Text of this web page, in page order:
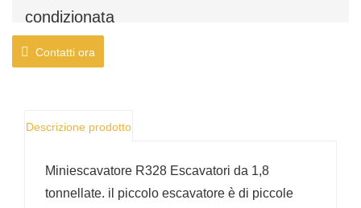
condizionata
Contatti ora
Descrizione prodotto
Miniescavatore R328 Escavatori da 1,8
tonnellate. il piccolo escavatore è di piccole